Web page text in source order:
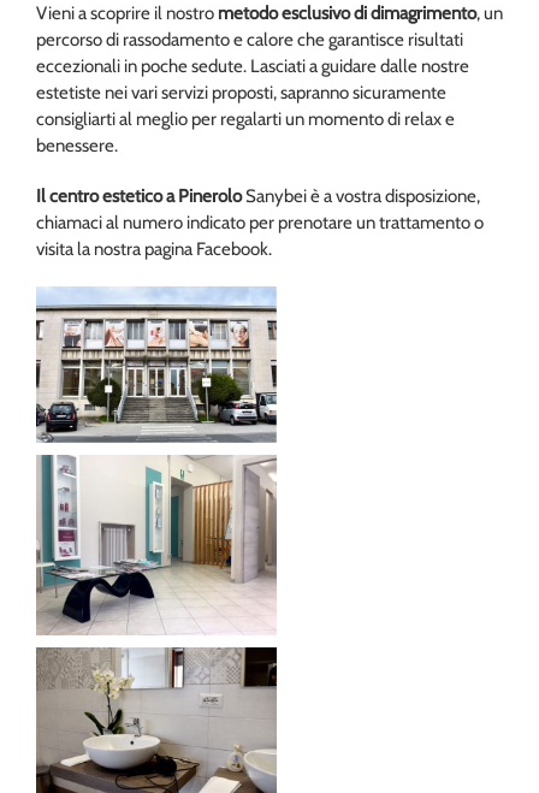
Vieni a scoprire il nostro metodo esclusivo di dimagrimento, un
percorso di rassodamento e calore che garantisce risultati
eccezionali in poche sedute. Lasciati a guidare dalle nostre
estetiste nei vari servizi proposti, sapranno sicuramente
consigliarti al meglio per regalarti un momento di relax e
benessere.
Il centro estetico a PineroloSanybei è a vostra disposizione,
chiamaci al numero indicato per prenotare un trattamento o
visita la nostra pagina Facebook.